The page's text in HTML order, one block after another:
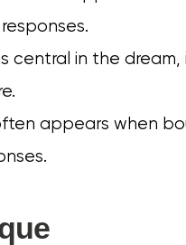
central in the
appears when